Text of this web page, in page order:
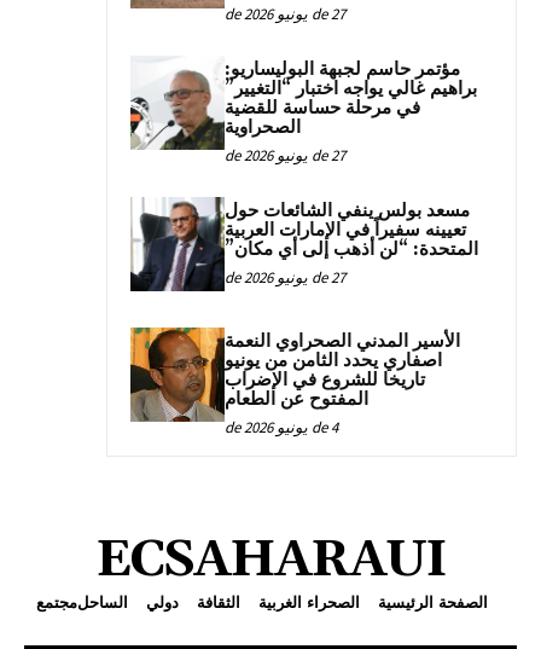
27 de يونيو de 2026
مؤتمر حاسم لجبهة البوليساريو:
براهيم غالي يواجه اختبار “التغيير”
في مرحلة حساسة للقضية
الصحراوية
27 de يونيو de 2026
مسعد بولس ينفي الشائعات حول
تعيينه سفيراً في الإمارات العربية
المتحدة: “لن أذهب إلى أي مكان”
27 de يونيو de 2026
الأسير المدني الصحراوي النعمة
اصفاري يحدد الثامن من يونيو
تاريخا للشروع في الإضراب
المفتوح عن الطعام
4 de يونيو de 2026
ECSAHARAUI
الصفحة الرئيسية الصحراء الغربية الثقافة دولي الساحلمجتمع